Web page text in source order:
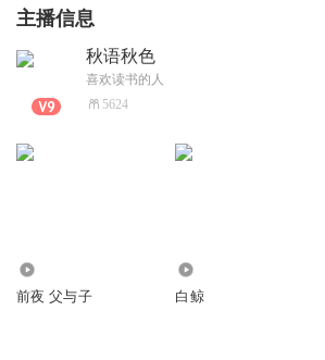
主播信息
秋语秋色
喜欢读书的人
5624
前夜 父与子 白鲸